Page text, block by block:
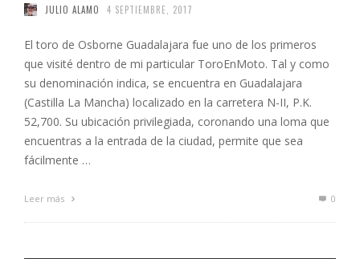
JULIO ALAMO 4 SEPTIEMBRE, 2017
El toro de Osborne Guadalajara fue uno de los primeros
que visité dentro de mi particular ToroEnMoto. Tal y como
su denominación indica, se encuentra en Guadalajara
(Castilla La Mancha) localizado en la carretera N-II, P.K.
52,700. Su ubicación privilegiada, coronando una loma que
encuentras a la entrada de la ciudad, permite que sea
fácilmente …
Leer más 0